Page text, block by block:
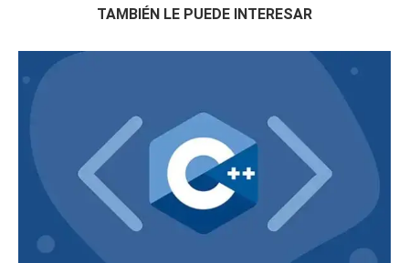
TAMBIÉN LE PUEDE INTERESAR